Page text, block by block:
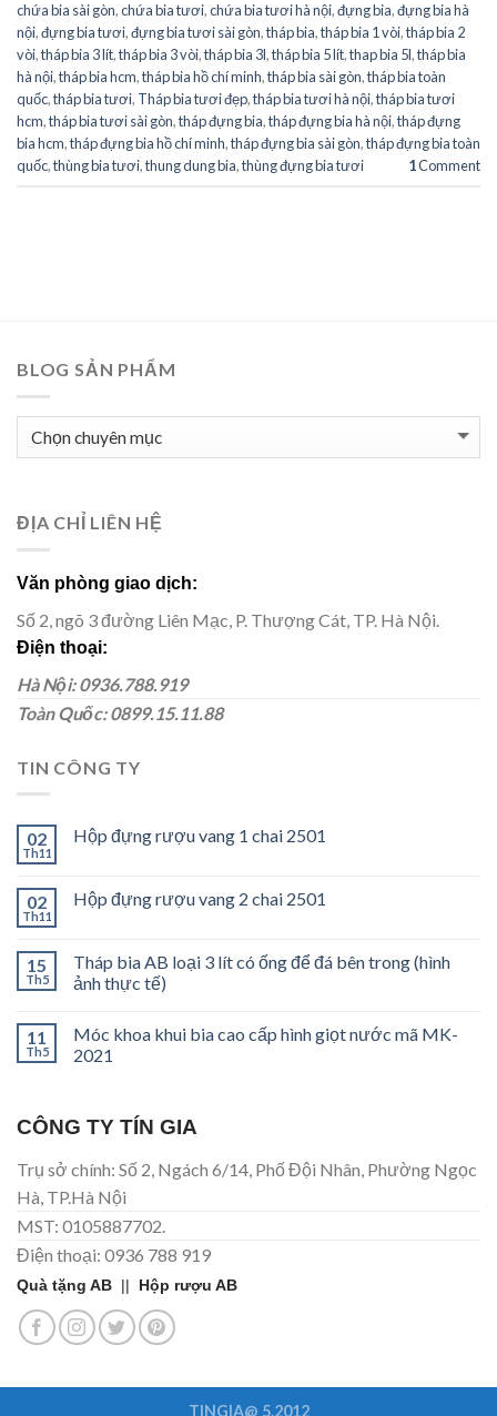
chứa bia sài gòn,chứa bia tươi,chứa bia tươi hà nội,đựng bia,đựng bia hà
nội,đựng bia tươi,đựng bia tươi sài gòn,tháp bia,tháp bia 1 vòi,tháp bia 2
vòi,tháp bia 3 lít,tháp bia 3 vòi,tháp bia 3l,tháp bia 5 lít,thap bia 5l,tháp bia
hà nội,tháp bia hcm,tháp bia hồ chí minh,tháp bia sài gòn,tháp bia toàn
quốc,tháp bia tươi, Tháp bia tươi đẹp,tháp bia tươi hà nội,tháp bia tươi
hcm,tháp bia tươi sài gòn,tháp đựng bia,tháp đựng bia hà nội,tháp đựng
bia hcm,tháp đựng bia hồ chí minh,tháp đựng bia sài gòn,tháp đựng bia toàn
quốc,thùng bia tươi,thung dung bia,thùng đựng bia tươi 1Comment
BLOG SẢN PHẨM
BLOG
SẢN
ĐỊA CHỈ LIÊN HỆ
Văn phòng giao dịch:
Số 2, ngõ 3 đường Liên Mạc, P. Thượng Cát, TP. Hà Nội.
Điện thoại:
Hà Nội: 0936.788.919
Toàn Quốc: 0899.15.11.88
TIN CÔNG TY
02
Th11
Hộp đựng rượu vang 1 chai 2501
02
Th11
Hộp đựng rượu vang 2 chai 2501
15
Th5
Tháp bia AB loại 3 lít có ống để đá bên trong (hình
ảnh thực tế)
11
Th5
Móc khoa khui bia cao cấp hình giọt nước mã MK-
2021
CÔNG TY TÍN GIA
Trụ sở chính: Số 2, Ngách 6/14, Phố Đội Nhân, Phường Ngọc
Hà, TP.Hà Nội
MST: 0105887702.
Điện thoại: 0936 788 919
Quà tặng AB || Hộp rượu AB
TINGIA@ 5.2012